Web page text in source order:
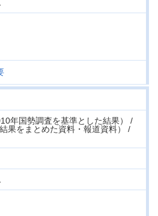
年国勢調査を基準とした結果） /
果をまとめた資料・報道資料） /